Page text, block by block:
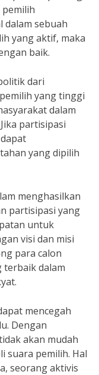
dalam sebuah
yang aktif, maka
baik.
dari
yang tinggi
dalam
partisipasi
yang dipilih
menghasilkan
partisipasi yang
untuk
visi dan misi
para calon
terbaik dalam
mencegah
Dengan
akan mudah
suara pemilih. Hal
seorang aktivis